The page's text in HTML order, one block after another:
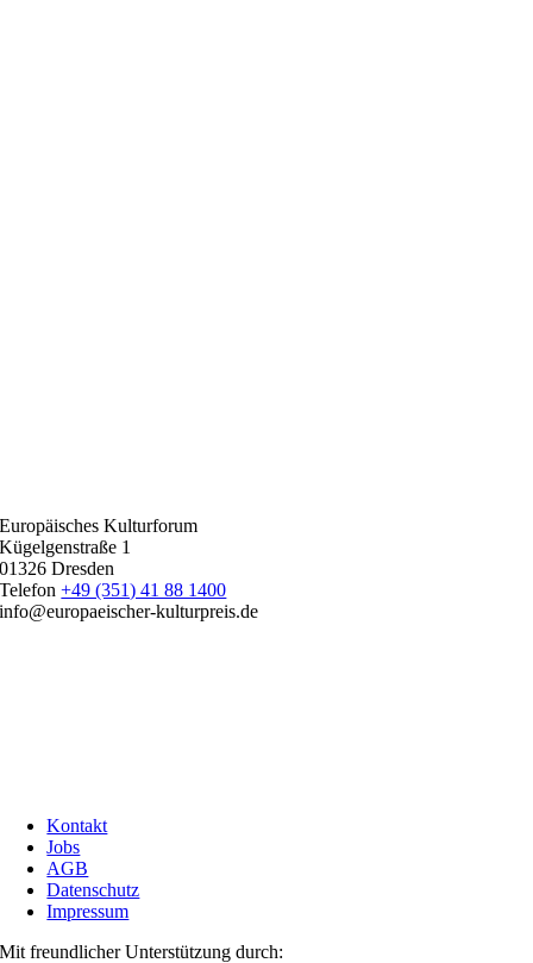
Europäisches Kulturforum
Kügelgenstraße 1
01326 Dresden
Telefon+49 (351) 41 88 1400
info@europaeischer-kulturpreis.de
Kontakt
Jobs
AGB
Datenschutz
Impressum
Mit freundlicher Unterstützung durch: